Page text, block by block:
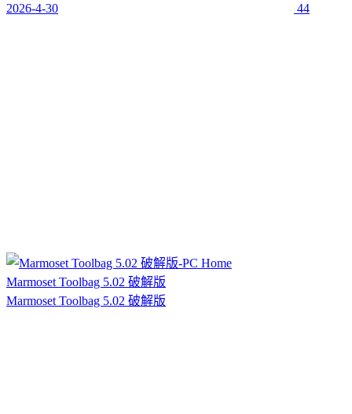
2026-4-30 44
Marmoset Toolbag 5.02 破解版
Marmoset Toolbag 5.02 破解版